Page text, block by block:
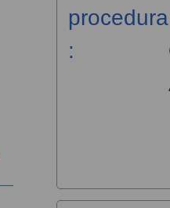
procedura
: